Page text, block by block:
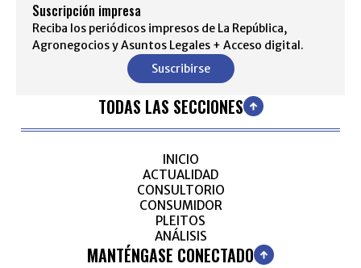
Suscripción impresa
Reciba los periódicos impresos de La República,
Agronegocios y Asuntos Legales + Acceso digital.
Suscribirse
TODAS LAS SECCIONES
INICIO
ACTUALIDAD
CONSULTORIO
CONSUMIDOR
PLEITOS
ANÁLISIS
MANTÉNGASE CONECTADO